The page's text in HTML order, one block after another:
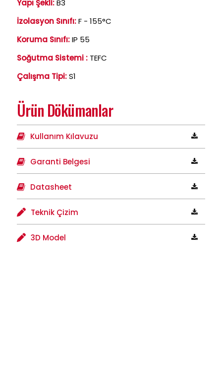
Yapı Şekli:B3
İzolasyon Sınıfı:F - 155°C
Koruma Sınıfı:IP 55
Soğutma Sistemi : TEFC
Çalışma Tipi:S1
Ürün Dökümanlar
Kullanım Kılavuzu
Garanti Belgesi
Datasheet
Teknik Çizim
3D Model